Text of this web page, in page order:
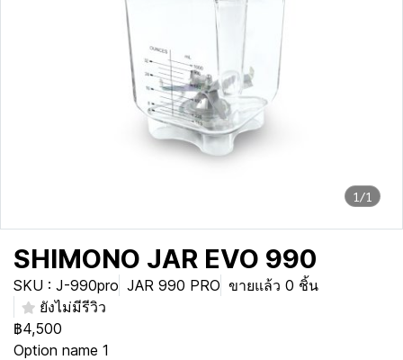
1/1
SHIMONO JAR EVO 990
SKU : J-990pro JAR 990 PRO ขายแล้ว 0 ชิ้น
ยังไม่มีรีวิว
฿4,500
Option name 1